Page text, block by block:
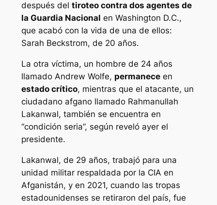
después del tiroteo contra dos agentes de
la Guardia Nacional en Washington D.C.,
que acabó con la vida de una de ellos:
Sarah Beckstrom, de 20 años.
La otra víctima, un hombre de 24 años
llamado Andrew Wolfe, permaneceen
estado crítico, mientras que el atacante, un
ciudadano afgano llamado Rahmanullah
Lakanwal, también se encuentra en
“condición seria”, según reveló ayer el
presidente.
Lakanwal, de 29 años, trabajó para una
unidad militar respaldada por la CIA en
Afganistán, y en 2021, cuando las tropas
estadounidenses se retiraron del país, fue